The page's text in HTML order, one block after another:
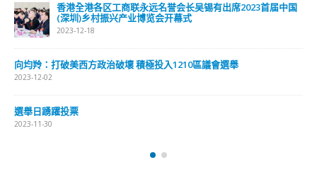
香港全港各区工商联永远名誉会长吴锡有出席2023首届中国
(深圳)乡村振兴产业博览会开幕式
2023-12-18
向均羚：打破美西方政治破壞 積極投入1210區議會選舉
2023-12-02
選舉日踴躍投票
2023-11-30